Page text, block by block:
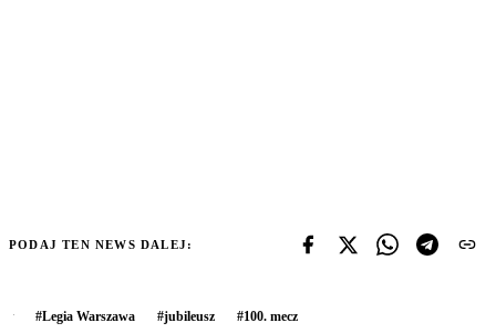
PODAJ TEN NEWS DALEJ:
#Legia Warszawa #jubileusz #100. mecz